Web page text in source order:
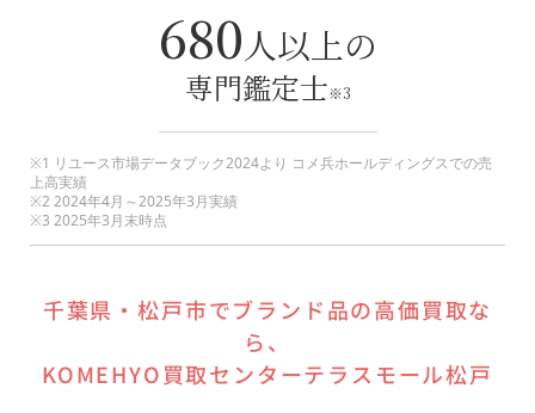
680人以上の
専門鑑定士※3
※1 リユース市場データブック2024より コメ兵ホールディングスでの売
上高実績
※2 2024年4月～2025年3月実績
※3 2025年3月末時点
千葉県 ・松戸市でブランド品の高価買取な
ら、
KOMEHYO買取センターテラスモール松戸